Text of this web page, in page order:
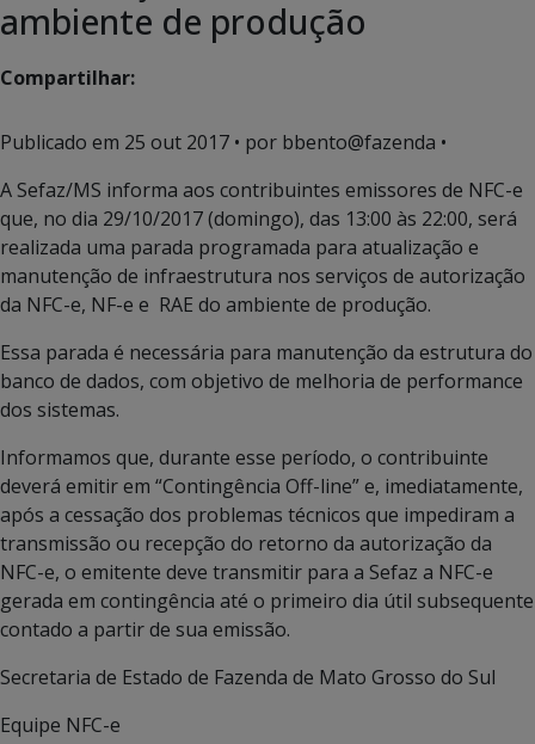
ambiente de produção
Compartilhar:
Publicado em 25 out 2017 • por bbento@fazenda •
A Sefaz/MS informa aos contribuintes emissores de NFC-e
que, no dia 29/10/2017 (domingo), das 13:00 às 22:00, será
realizada uma parada programada para atualização e
manutenção de infraestrutura nos serviços de autorização
da NFC-e, NF-e e RAE do ambiente de produção.
Essa parada é necessária para manutenção da estrutura do
banco de dados, com objetivo de melhoria de performance
dos sistemas.
Informamos que, durante esse período, o contribuinte
deverá emitir em “Contingência Off-line” e, imediatamente,
após a cessação dos problemas técnicos que impediram a
transmissão ou recepção do retorno da autorização da
NFC-e, o emitente deve transmitir para a Sefaz a NFC-e
gerada em contingência até o primeiro dia útil subsequente
contado a partir de sua emissão.
Secretaria de Estado de Fazenda de Mato Grosso do Sul
Equipe NFC-e